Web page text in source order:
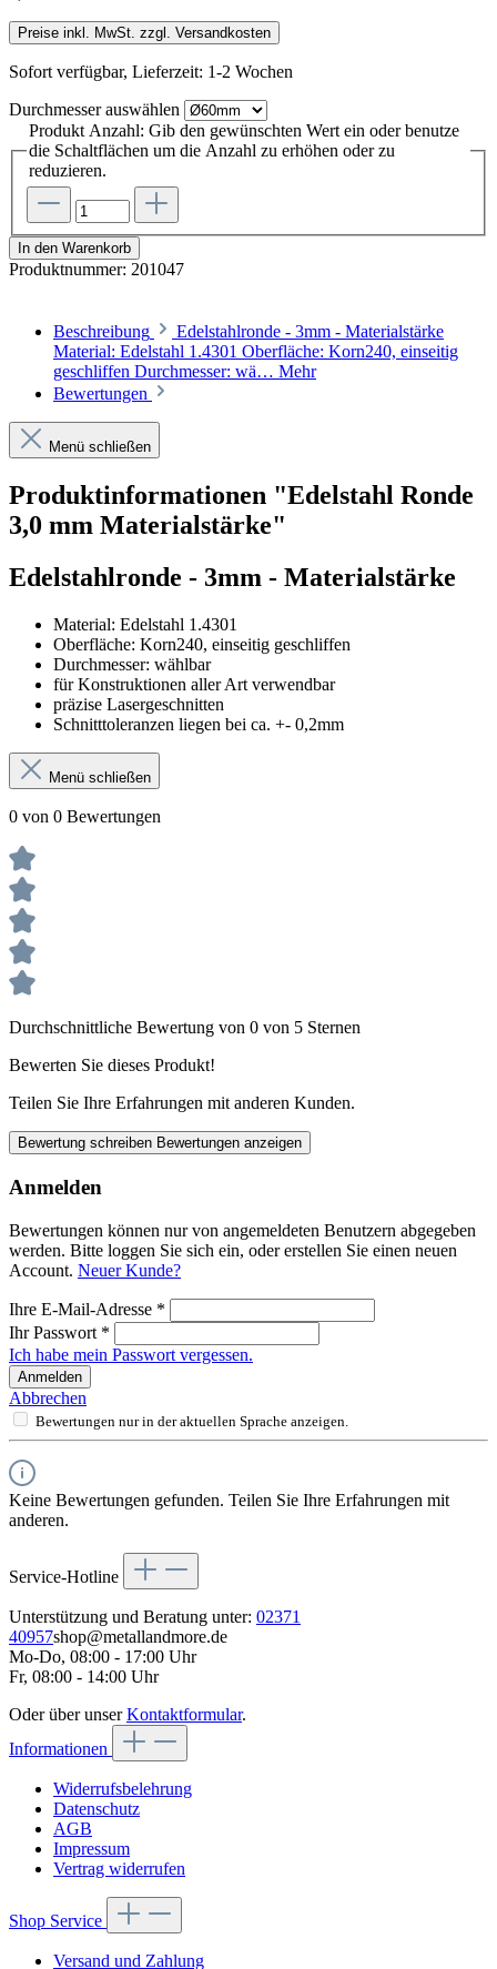
Preise inkl. MwSt. zzgl. Versandkosten
Sofort verfügbar, Lieferzeit: 1-2 Wochen
Durchmesserauswählen
Produkt Anzahl: Gib den gewünschten Wert ein oder benutze
die Schaltflächen um die Anzahl zu erhöhen oder zu
reduzieren.
In den Warenkorb
Produktnummer: 201047
Beschreibung
Edelstahlronde - 3mm - Materialstärke
Material: Edelstahl 1.4301 Oberfläche: Korn240, einseitig
geschliffen Durchmesser: wä… Mehr
Bewertungen
Menü schließen
Produktinformationen "Edelstahl Ronde
3,0 mm Materialstärke"
Edelstahlronde - 3mm - Materialstärke
Material: Edelstahl 1.4301
Oberfläche: Korn240, einseitig geschliffen
Durchmesser: wählbar
für Konstruktionen aller Art verwendbar
präzise Lasergeschnitten
Schnitttoleranzen liegen bei ca. +- 0,2mm
Menü schließen
0 von 0 Bewertungen
Durchschnittliche Bewertung von 0 von 5 Sternen
Bewerten Sie dieses Produkt!
Teilen Sie Ihre Erfahrungen mit anderen Kunden.
Bewertung schreiben Bewertungen anzeigen
Anmelden
Bewertungen können nur von angemeldeten Benutzern abgegeben
werden. Bitte loggen Sie sich ein, oder erstellen Sie einen neuen
Account. Neuer Kunde?
Ihre E-Mail-Adresse *
Ihr Passwort *
Ich habe mein Passwort vergessen.
Anmelden
Abbrechen
Bewertungen nur in der aktuellen Sprache anzeigen.
Keine Bewertungen gefunden. Teilen Sie Ihre Erfahrungen mit
anderen.
Service-Hotline
Unterstützung und Beratung unter: 02371
40957shop@metallandmore.de
Mo-Do, 08:00 - 17:00 Uhr
Fr, 08:00 - 14:00 Uhr
Oder über unserKontaktformular.
Informationen
Widerrufsbelehrung
Datenschutz
AGB
Impressum
Vertrag widerrufen
Shop Service
Versand und Zahlung